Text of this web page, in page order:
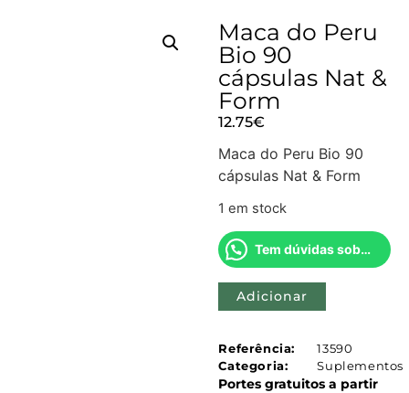
Maca do Peru
Bio 90
cápsulas Nat &
Form
12.75€
Maca do Peru Bio 90
cápsulas Nat & Form
1 em stock
Tem dúvidas sobre este produto?
Adicionar
Referência:
13590
Categoria:
Suplementos
Portes gratuitos a partir